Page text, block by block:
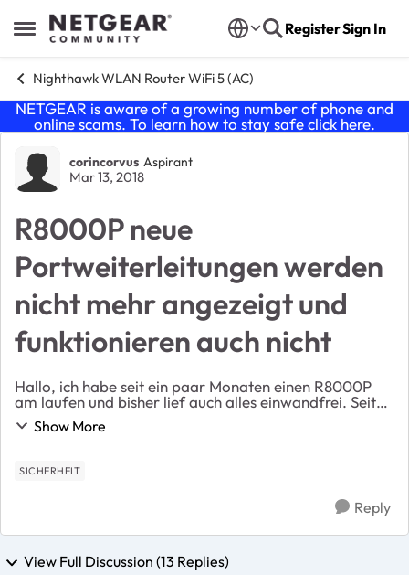
Open Side Menu
Skip to content RegisterSign In
Nighthawk WLAN Router WiFi 5 (AC)
NETGEAR is aware of a growing number of phone and
online scams. To learn how to stay safe click here.
Forum Discussion
corincorvus Aspirant
Mar 13, 2018
R8000P neue
Portweiterleitungen werden
nicht mehr angezeigt und
funktionieren auch nicht
Hallo, ich habe seit ein paar Monaten einen R8000P
am laufen und bisher lief auch alles einwandfrei. Seit
gestern habe ich allerdings das Problem, dass neue
Portweiterleitungen nicht in der Liste au...
Show More
SICHERHEIT
Reply
View Full Discussion (13 Replies)